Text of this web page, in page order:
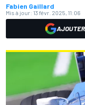
Fabien Gaillard
Mis à jour: 13 févr. 2025, 11:06